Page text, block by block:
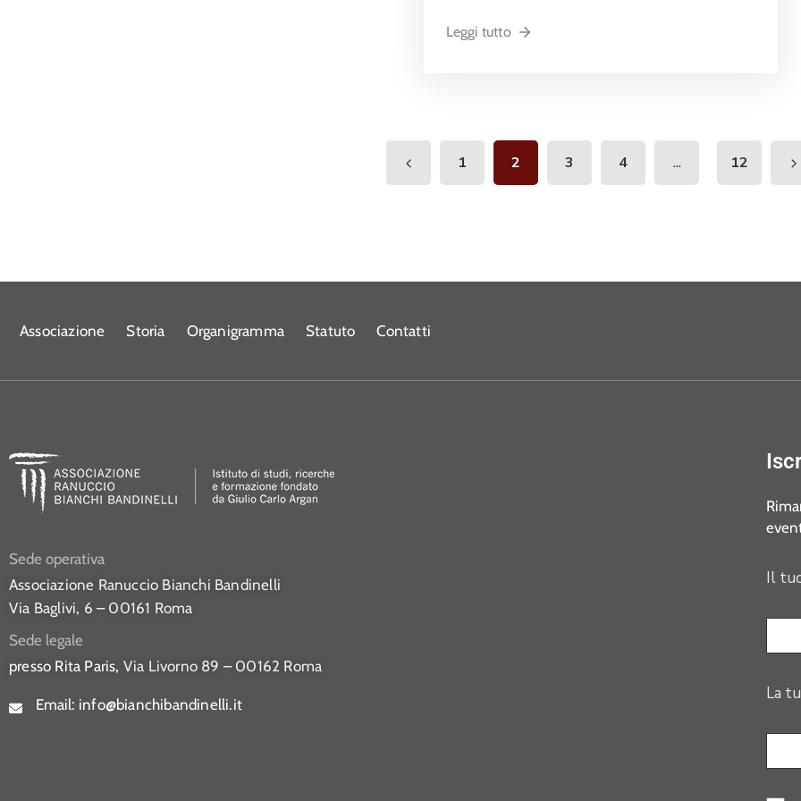
Leggi tutto
1 2 3 4 ... 12
Associazione Storia Organigramma Statuto Contatti
Sede operativa
Associazione Ranuccio Bianchi Bandinelli
Via Baglivi, 6 – 00161 Roma
Sede legale
presso Rita Paris, Via Livorno 89 – 00162 Roma
Email: info@bianchibandinelli.it
Il
La